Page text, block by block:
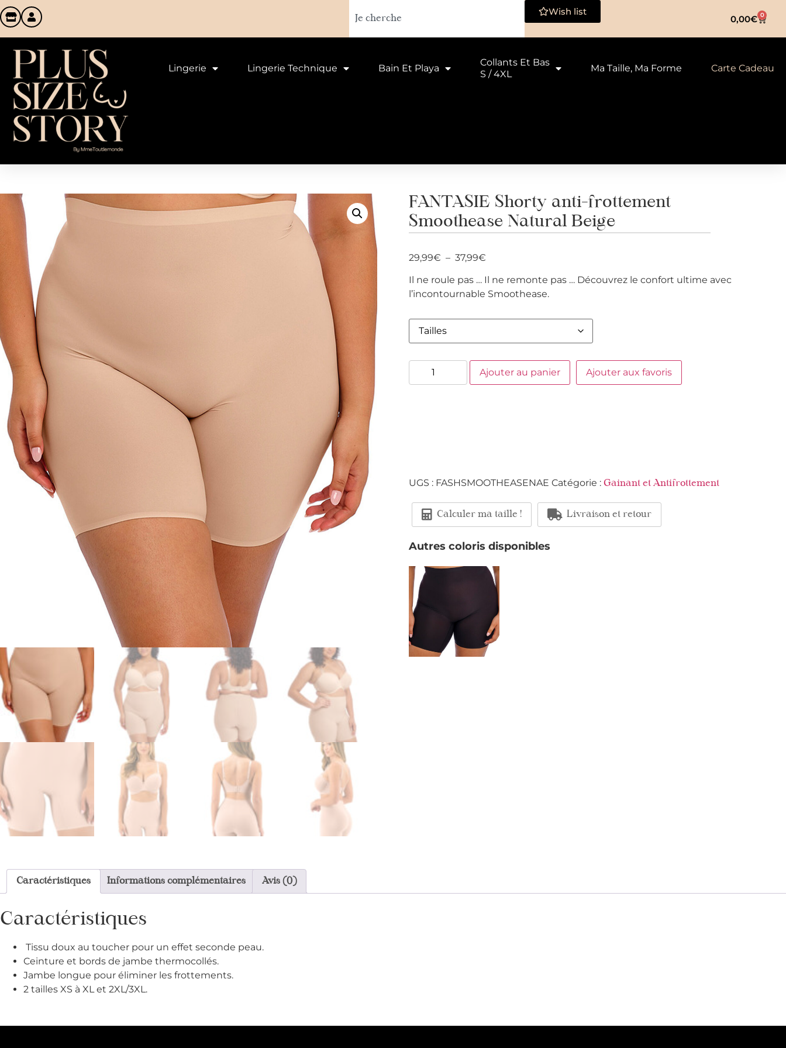
Wish list
0,00€ 0
Lingerie Lingerie Technique Bain Et Playa
Collants Et Bas
S / 4XL
Ma Taille, Ma Forme Carte Cadeau
FANTASIE Shorty anti-frottement
Smoothease Natural Beige
29,99€ – 37,99€
Il ne roule pas … Il ne remonte pas … Découvrez le confort ultime avec
l’incontournable Smoothease.
Ajouter au panier Ajouter aux favoris
UGS : FASHSMOOTHEASENAE Catégorie : Gainant et Antifrottement
Calculer ma taille ! Livraison et retour
Autres coloris disponibles
Caractéristiques Informations complémentaires Avis (0)
Caractéristiques
Tissu doux au toucher pour un effet seconde peau.
Ceinture et bords de jambe thermocollés.
Jambe longue pour éliminer les frottements.
2 tailles XS à XL et 2XL/3XL.